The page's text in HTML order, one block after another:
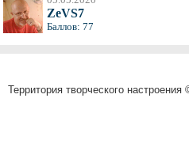
ZeVS7
Баллов: 77
Территория творческого